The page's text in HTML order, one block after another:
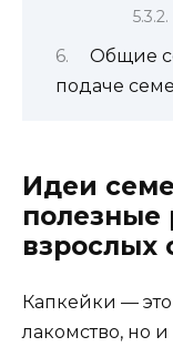
Общие
подаче
Идеи
полезные
взрослых
Капкейки —
лакомство, но